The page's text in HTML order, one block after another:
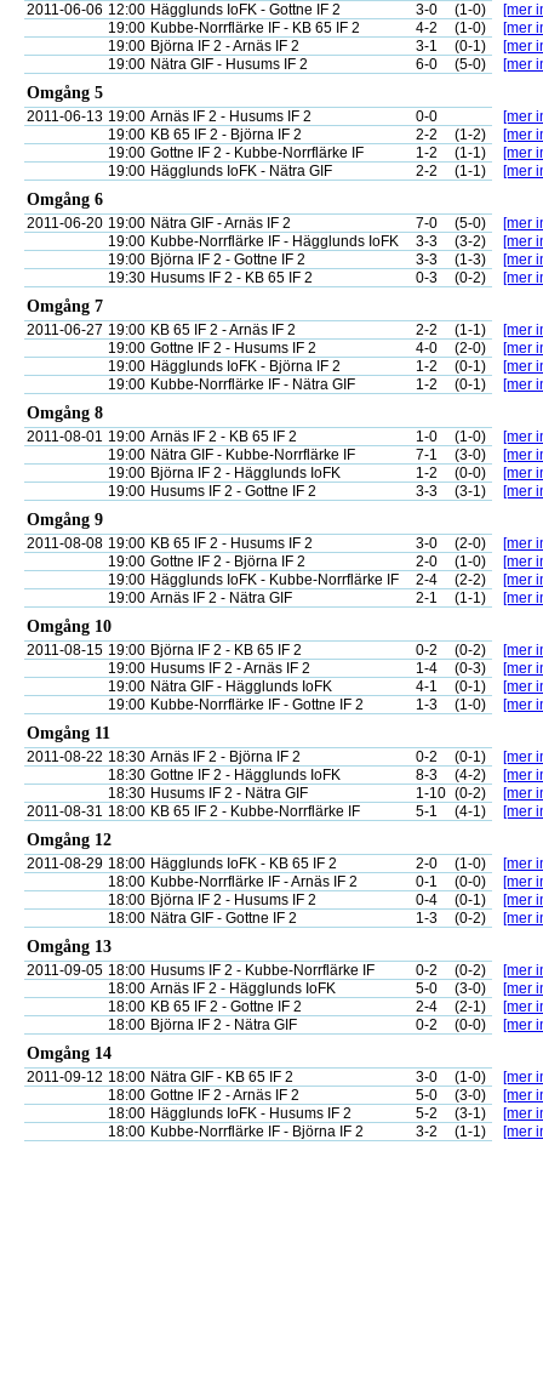
2011-06-06 12:00 Hägglunds IoFK - Gottne IF 2 3-0 (1-0)
[mer
19:00 Kubbe-Norrflärke IF - KB 65 IF 2 4-2 (1-0)
[mer
19:00 Björna IF 2 - Arnäs IF 2 3-1 (0-1)
[mer
19:00 Nätra GIF - Husums IF 2 6-0 (5-0) [mer
Omgång 5
2011-06-13 19:00 Arnäs IF 2 - Husums IF 2 0-0
[mer
19:00 KB 65 IF 2 - Björna IF 2 2-2 (1-2)
[mer
19:00 Gottne IF 2 - Kubbe-Norrflärke IF 1-2 (1-1)
[mer
19:00 Hägglunds IoFK - Nätra GIF 2-2 (1-1) [mer
Omgång 6
2011-06-20 19:00 Nätra GIF - Arnäs IF 2 7-0 (5-0)
[mer
19:00 Kubbe-Norrflärke IF - Hägglunds IoFK 3-3 (3-2)
[mer
19:00 Björna IF 2 - Gottne IF 2 3-3 (1-3)
[mer
19:30 Husums IF 2 - KB 65 IF 2 0-3 (0-2) [mer
Omgång 7
2011-06-27 19:00 KB 65 IF 2 - Arnäs IF 2 2-2 (1-1)
[mer
19:00 Gottne IF 2 - Husums IF 2 4-0 (2-0)
[mer
19:00 Hägglunds IoFK - Björna IF 2 1-2 (0-1)
[mer
19:00 Kubbe-Norrflärke IF - Nätra GIF 1-2 (0-1) [mer
Omgång 8
2011-08-01 19:00 Arnäs IF 2 - KB 65 IF 2 1-0 (1-0)
[mer
19:00 Nätra GIF - Kubbe-Norrflärke IF 7-1 (3-0)
[mer
19:00 Björna IF 2 - Hägglunds IoFK 1-2 (0-0)
[mer
19:00 Husums IF 2 - Gottne IF 2 3-3 (3-1) [mer
Omgång 9
2011-08-08 19:00 KB 65 IF 2 - Husums IF 2 3-0 (2-0)
[mer
19:00 Gottne IF 2 - Björna IF 2 2-0 (1-0)
[mer
19:00 Hägglunds IoFK - Kubbe-Norrflärke IF 2-4 (2-2)
[mer
19:00 Arnäs IF 2 - Nätra GIF 2-1 (1-1) [mer
Omgång 10
2011-08-15 19:00 Björna IF 2 - KB 65 IF 2 0-2 (0-2)
[mer
19:00 Husums IF 2 - Arnäs IF 2 1-4 (0-3)
[mer
19:00 Nätra GIF - Hägglunds IoFK 4-1 (0-1)
[mer
19:00 Kubbe-Norrflärke IF - Gottne IF 2 1-3 (1-0) [mer
Omgång 11
2011-08-22 18:30 Arnäs IF 2 - Björna IF 2 0-2 (0-1)
[mer
18:30 Gottne IF 2 - Hägglunds IoFK 8-3 (4-2)
[mer
18:30 Husums IF 2 - Nätra GIF 1-10 (0-2)
[mer
2011-08-31 18:00 KB 65 IF 2 - Kubbe-Norrflärke IF 5-1 (4-1) [mer
Omgång 12
2011-08-29 18:00 Hägglunds IoFK - KB 65 IF 2 2-0 (1-0)
[mer
18:00 Kubbe-Norrflärke IF - Arnäs IF 2 0-1 (0-0)
[mer
18:00 Björna IF 2 - Husums IF 2 0-4 (0-1)
[mer
18:00 Nätra GIF - Gottne IF 2 1-3 (0-2) [mer
Omgång 13
2011-09-05 18:00 Husums IF 2 - Kubbe-Norrflärke IF 0-2 (0-2)
[mer
18:00 Arnäs IF 2 - Hägglunds IoFK 5-0 (3-0)
[mer
18:00 KB 65 IF 2 - Gottne IF 2 2-4 (2-1)
[mer
18:00 Björna IF 2 - Nätra GIF 0-2 (0-0) [mer
Omgång 14
2011-09-12 18:00 Nätra GIF - KB 65 IF 2 3-0 (1-0)
[mer
18:00 Gottne IF 2 - Arnäs IF 2 5-0 (3-0)
[mer
18:00 Hägglunds IoFK - Husums IF 2 5-2 (3-1)
[mer
18:00 Kubbe-Norrflärke IF - Björna IF 2 3-2 (1-1) [mer